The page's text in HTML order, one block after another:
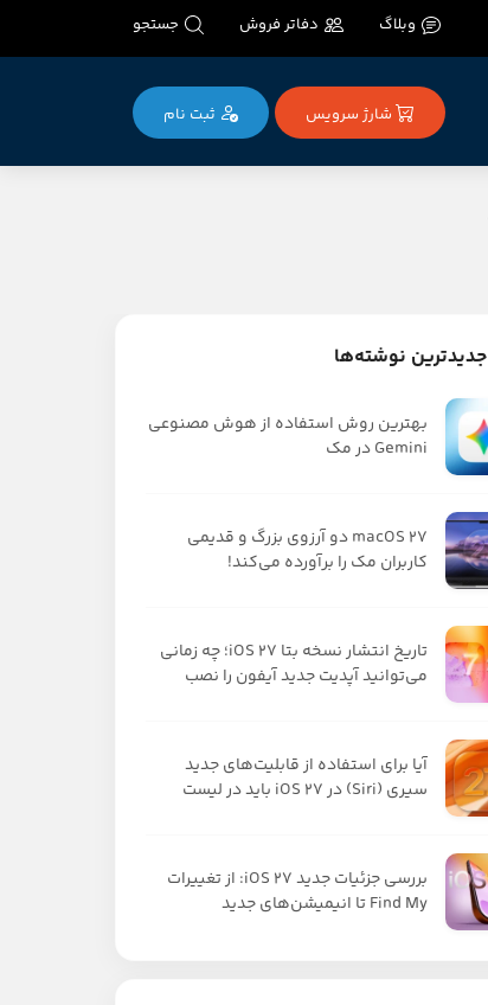
وبلاگ دفاتر فروش جستجو
شارژ سرویس ثبت‌ نام
جدیدترین نوشته‌ها
بهترین روش استفاده از هوش مصنوعی
Gemini در مک
macOS 27 دو آرزوی بزرگ و قدیمی
کاربران مک را برآورده می‌کند!
تاریخ انتشار نسخه بتا iOS 27؛ چه زمانی
می‌توانید آپدیت جدید آیفون را نصب
آیا برای استفاده از قابلیت‌های جدید
سیری (Siri) در iOS 27 باید در لیست
بررسی جزئیات جدید iOS 27: از تغییرات
Find My تا انیمیشن‌های جدید